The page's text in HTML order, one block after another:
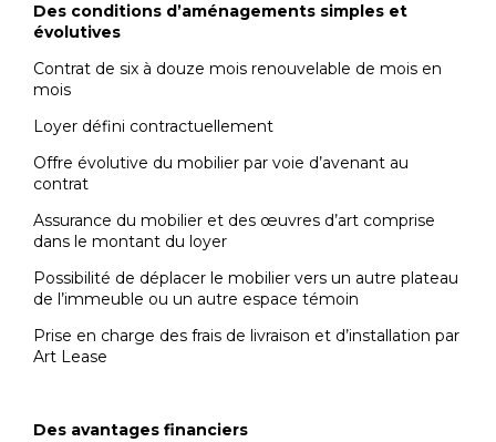
Des conditions d’aménagements simples et
évolutives
Contrat de six à douze mois renouvelable de mois en
mois
Loyer défini contractuellement
Offre évolutive du mobilier par voie d’avenant au
contrat
Assurance du mobilier et des œuvres d’art comprise
dans le montant du loyer
Possibilité de déplacer le mobilier vers un autre plateau
de l’immeuble ou un autre espace témoin
Prise en charge des frais de livraison et d’installation par
Art Lease
Des avantages financiers